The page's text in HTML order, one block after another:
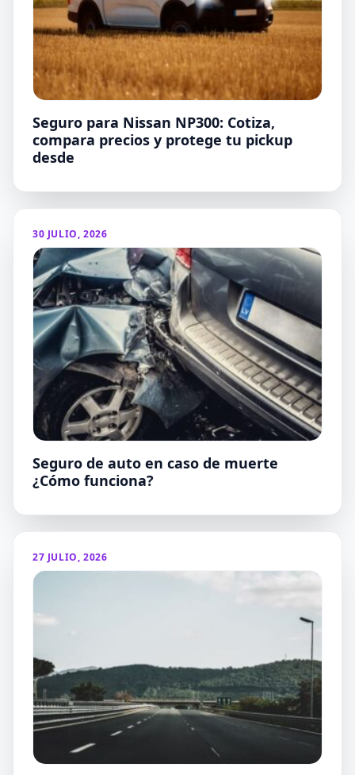
Seguro para Nissan NP300: Cotiza,
compara precios y protege tu pickup
desde
30 JULIO, 2026
Seguro de auto en caso de muerte
¿Cómo funciona?
27 JULIO, 2026